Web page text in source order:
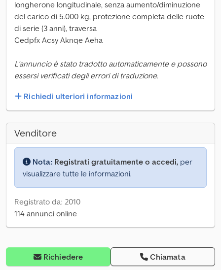
longherone longitudinale, senza aumento/diminuzione
del carico di 5.000 kg, protezione completa delle ruote
di serie (3 anni), traversa
Cedpfx Acsy Aknqe Aeha
L'annuncio è stato tradotto automaticamente e possono
essersi verificati degli errori di traduzione.
Richiedi ulteriori informazioni
Venditore
Nota: Registrati gratuitamente o accedi, per
visualizzare tutte le informazioni.
Registrato da: 2010
114 annunci online
Richiedere Chiamata